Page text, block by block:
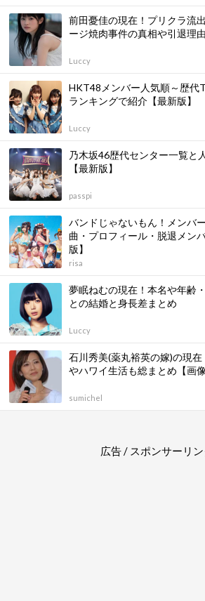
前田憂佳の現在！プリクラ流
ージ焼肉事件の真相や引退理
Luccy
HKT48メンバー人気順～歴代
ランキングで紹介【最新版】
Luccy
乃木坂46歴代センター一覧と
【最新版】
passpi
バンドじゃないもん！メンバ
曲・プロフィール・脱退メン
版】
risa
夢眠ねむの現在！本名や年齢
との結婚と身長差まとめ
Luccy
石川秀美(薬丸裕英の嫁)の現
やハワイ生活も総まとめ【画像
sumichel
広告 / スポンサーリン